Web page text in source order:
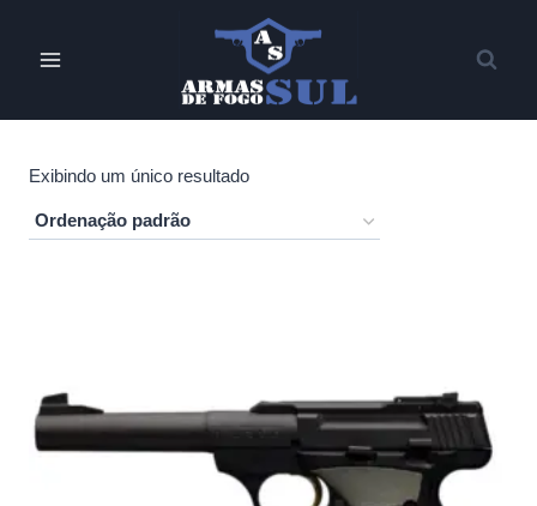
Exibindo um único resultado